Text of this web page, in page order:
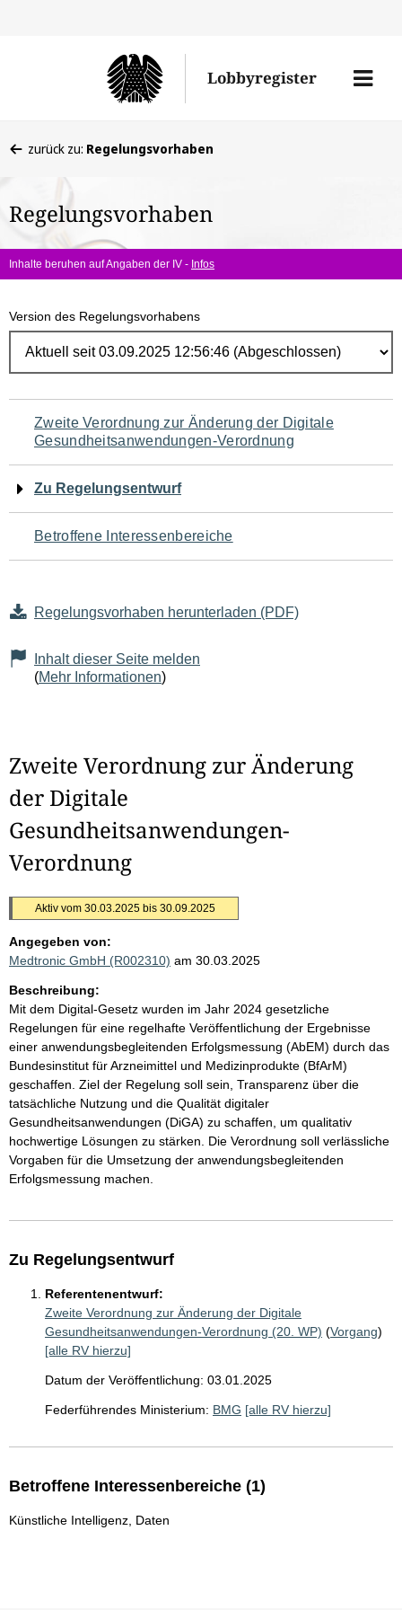
Lobbyregister
Menü
befinden
hier:
zurück zu: Regelungsvorhaben
Regelungsvorhaben
Inhalte beruhen auf Angaben der IV - Infos
Version des Regelungsvorhabens
Navigation
für
den
Seiteninhalt
Zweite Verordnung zur Änderung der Digitale
Gesundheitsanwendungen-Verordnung
Zu Regelungsentwurf
Betroffene Interessenbereiche
Regelungsvorhaben herunterladen (PDF)
Inhalt dieser Seite melden
(Mehr Informationen)
Zweite Verordnung zur Änderung
der Digitale
Gesundheitsanwendungen-
Verordnung
Aktiv vom 30.03.2025 bis 30.09.2025
Angegeben von:
Medtronic GmbH (R002310) am 30.03.2025
Beschreibung:
Mit dem Digital-Gesetz wurden im Jahr 2024 gesetzliche
Regelungen für eine regelhafte Veröffentlichung der Ergebnisse
einer anwendungsbegleitenden Erfolgsmessung (AbEM) durch das
Bundesinstitut für Arzneimittel und Medizinprodukte (BfArM)
geschaffen. Ziel der Regelung soll sein, Transparenz über die
tatsächliche Nutzung und die Qualität digitaler
Gesundheitsanwendungen (DiGA) zu schaffen, um qualitativ
hochwertige Lösungen zu stärken. Die Verordnung soll verlässliche
Vorgaben für die Umsetzung der anwendungsbegleitenden
Erfolgsmessung machen.
Zu Regelungsentwurf
Referentenentwurf:
Zweite Verordnung zur Änderung der Digitale
Gesundheitsanwendungen-Verordnung (20. WP) (Vorgang)
[alle RV hierzu]
Datum der Veröffentlichung: 03.01.2025
Federführendes Ministerium: BMG [alle RV hierzu]
Betroffene Interessenbereiche (1)
Künstliche Intelligenz, Daten